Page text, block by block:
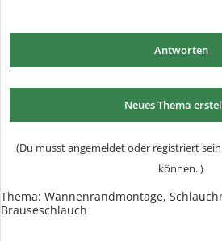
Antworten
Neues Thema
(Du musst angemeldet oder registriert
können. )
Thema: Wannenrandmontage,
Brauseschlauch